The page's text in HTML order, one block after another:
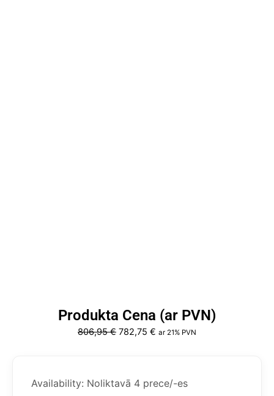
Produkta Cena (ar PVN)
806,95€ Original
782,75 € Current
ar 21% PVN
Availability: Noliktavā 4 prece/-es
markīze